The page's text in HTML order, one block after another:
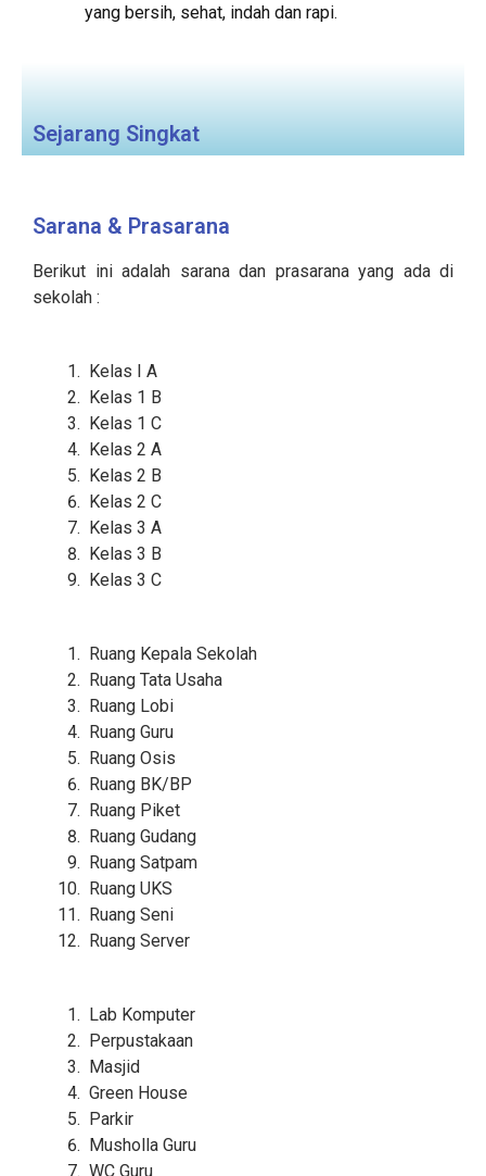
yang bersih, sehat, indah dan rapi.
Sejarang Singkat
Sarana & Prasarana
Berikut ini adalah sarana dan prasarana yang ada di
sekolah :
Kelas I A
Kelas 1 B
Kelas 1 C
Kelas 2 A
Kelas 2 B
Kelas 2 C
Kelas 3 A
Kelas 3 B
Kelas 3 C
Ruang Kepala Sekolah
Ruang Tata Usaha
Ruang Lobi
Ruang Guru
Ruang Osis
Ruang BK/BP
Ruang Piket
Ruang Gudang
Ruang Satpam
Ruang UKS
Ruang Seni
Ruang Server
Lab Komputer
Perpustakaan
Masjid
Green House
Parkir
Musholla Guru
WC Guru